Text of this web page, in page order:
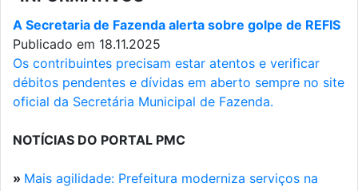
A Secretaria de Fazenda alerta sobre golpe de REFIS
Publicado em 18.11.2025
Os contribuintes precisam estar atentos e verificar
débitos pendentes e dívidas em aberto sempre no site
oficial da Secretária Municipal de Fazenda.
NOTÍCIAS DO PORTAL PMC
» Mais agilidade: Prefeitura moderniza serviços na